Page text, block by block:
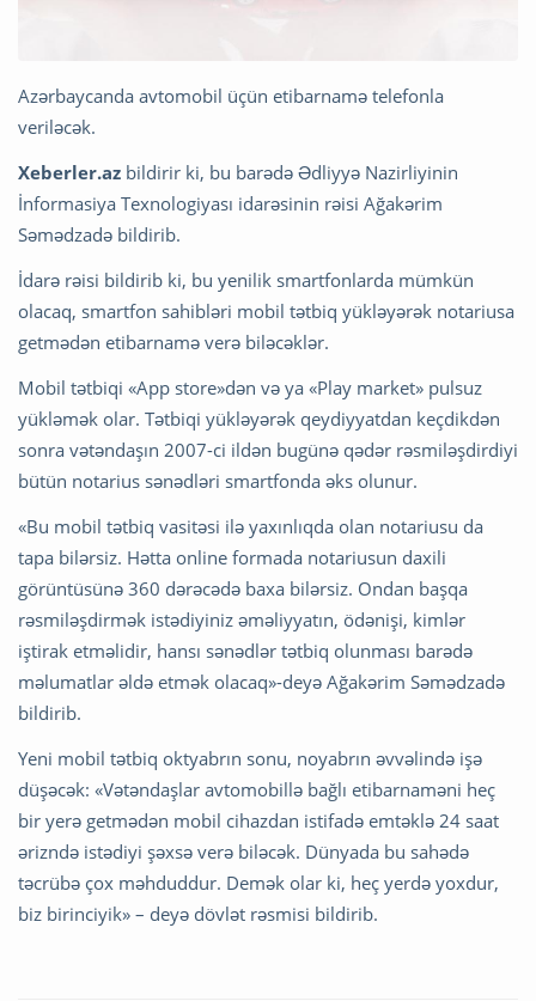
Azərbaycanda avtomobil üçün etibarnamə telefonla
veriləcək.
Xeberler.az bildirir ki, bu barədə Ədliyyə Nazirliyinin
İnformasiya Texnologiyası idarəsinin rəisi Ağakərim
Səmədzadə bildirib.
İdarə rəisi bildirib ki, bu yenilik smartfonlarda mümkün
olacaq, smartfon sahibləri mobil tətbiq yükləyərək notariusa
getmədən etibarnamə verə biləcəklər.
Mobil tətbiqi «App store»dən və ya «Play market» pulsuz
yükləmək olar. Tətbiqi yükləyərək qeydiyyatdan keçdikdən
sonra vətəndaşın 2007-ci ildən bugünə qədər rəsmiləşdirdiyi
bütün notarius sənədləri smartfonda əks olunur.
«Bu mobil tətbiq vasitəsi ilə yaxınlıqda olan notariusu da
tapa bilərsiz. Hətta online formada notariusun daxili
görüntüsünə 360 dərəcədə baxa bilərsiz. Ondan başqa
rəsmiləşdirmək istədiyiniz əməliyyatın, ödənişi, kimlər
iştirak etməlidir, hansı sənədlər tətbiq olunması barədə
məlumatlar əldə etmək olacaq»-deyə Ağakərim Səmədzadə
bildirib.
Yeni mobil tətbiq oktyabrın sonu, noyabrın əvvəlində işə
düşəcək: «Vətəndaşlar avtomobillə bağlı etibarnaməni heç
bir yerə getmədən mobil cihazdan istifadə emtəklə 24 saat
ərizndə istədiyi şəxsə verə biləcək. Dünyada bu sahədə
təcrübə çox məhduddur. Demək olar ki, heç yerdə yoxdur,
biz birinciyik» – deyə dövlət rəsmisi bildirib.